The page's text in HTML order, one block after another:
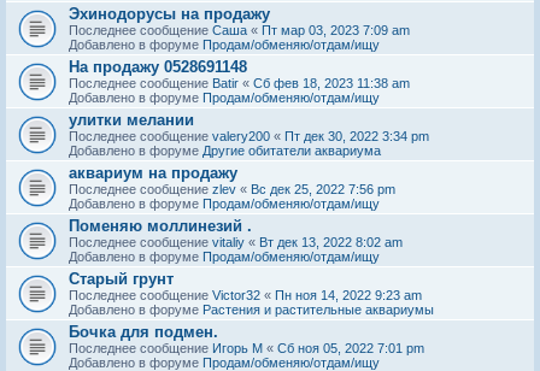
Эхинодорусы на продажу
Последнее сообщение Саша « Пт мар 03, 2023 7:09 am
Добавлено в форуме Продам/обменяю/отдам/ищу
На продажу 0528691148
Последнее сообщение Batir « Сб фев 18, 2023 11:38 am
Добавлено в форуме Продам/обменяю/отдам/ищу
улитки мелании
Последнее сообщение valery200 « Пт дек 30, 2022 3:34 pm
Добавлено в форуме Другие обитатели аквариума
аквариум на продажу
Последнее сообщение zlev « Вс дек 25, 2022 7:56 pm
Добавлено в форуме Продам/обменяю/отдам/ищу
Поменяю моллинезий .
Последнее сообщение vitaliy « Вт дек 13, 2022 8:02 am
Добавлено в форуме Продам/обменяю/отдам/ищу
Старый грунт
Последнее сообщение Victor32 « Пн ноя 14, 2022 9:23 am
Добавлено в форуме Растения и растительные аквариумы
Бочка для подмен.
Последнее сообщение Игорь М « Сб ноя 05, 2022 7:01 pm
Добавлено в форуме Продам/обменяю/отдам/ищу